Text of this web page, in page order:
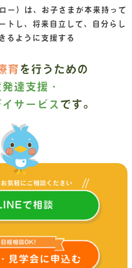
ー）は、 お子さまが本来持って
トし、 将来自立して、自分らし
るように支援する
育 を行うための
達支援・
サービス です。